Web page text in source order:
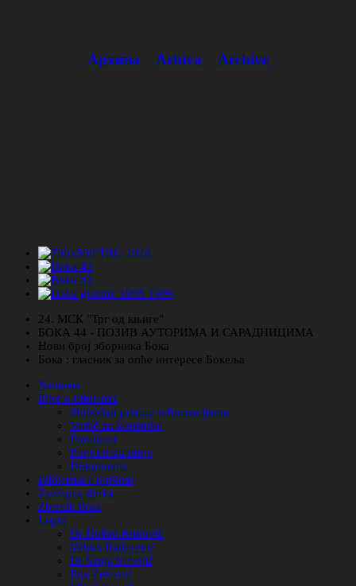
Архива Arhiva Archive
24. МСК "Трг од књиге"
БОКА 44 - ПОЗИВ АУТОРИМА И САРАДНИЦИМА
Нови број зборника Бока
Бока : гласник за опће интересе Бокеља
Naslovna
Riječ o Biblioteci
Slobodan pristup informacijama
Vodič za korisnike
Pravilnici
Projekti saradnje
Dokumenta
Biblioteka u prošlosti
Zavičajna zbirka
Zbornik Boka
Legati
Dr Dušan Petković
Veljko Radojević
Dr Sanja Subotić
Ilija Zeković